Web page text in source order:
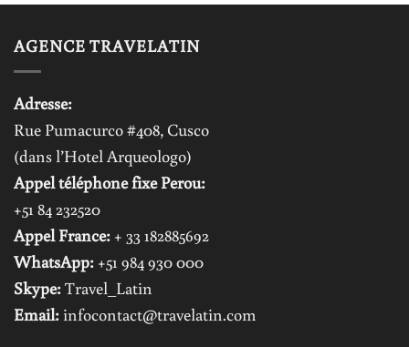
AGENCE TRAVELATIN
Adresse:
Rue Pumacurco #408, Cusco
(dans l’Hotel Arqueologo)
Appel téléphone fixe Perou:
+51 84 232520
Appel France: + 33 182885692
WhatsApp: +51 984 930 000
Skype:Travel_Latin
Email:infocontact@travelatin.com